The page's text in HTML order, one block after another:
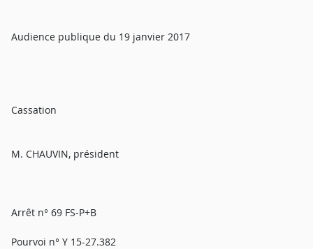
Audience publique du 19 janvier 2017
Cassation
M. CHAUVIN, président
Arrêt n° 69 FS-P+B
Pourvoi n° Y 15-27.382